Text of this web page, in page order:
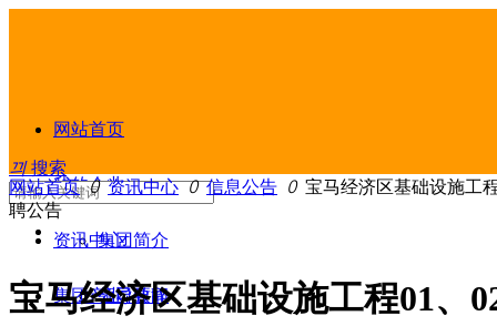
网站首页
我的企业
集团简介
领导致辞
资讯中心
公司要闻
集团产业
끠 搜索
网站首页 ꄲ 资讯中心 ꄲ 信息公告 ꄲ 宝马经济区基础设施工
聘公告
宝马经济区基础设施工程01、